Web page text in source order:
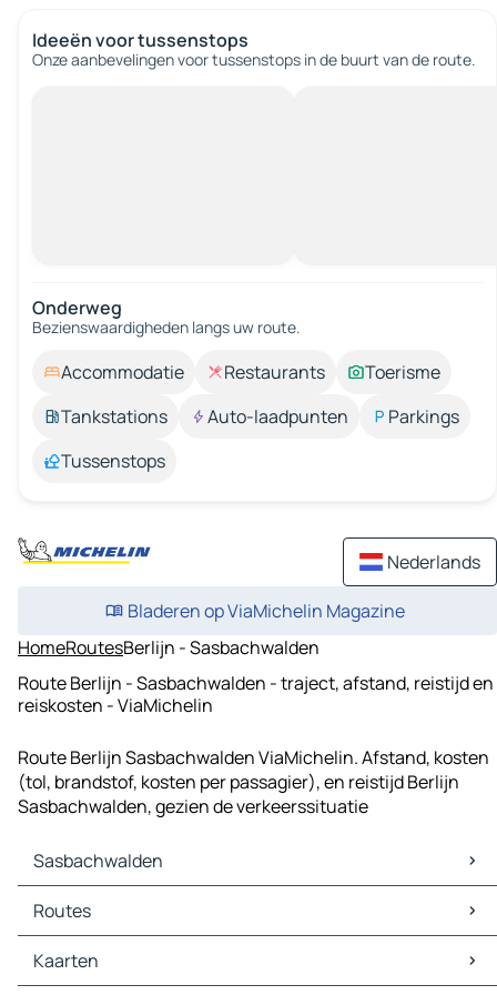
Ideeën voor tussenstops
Onze aanbevelingen voor tussenstops in de buurt van de route.
Onderweg
Bezienswaardigheden langs uw route.
Accommodatie Restaurants
Toerisme
Tankstations
Auto-laadpunten
Parkings
Tussenstops
Nederlands
Bladeren op ViaMichelin Magazine
HomeRoutesBerlijn - Sasbachwalden
Route Berlijn - Sasbachwalden - traject, afstand, reistijd en
reiskosten - ViaMichelin
Route Berlijn Sasbachwalden ViaMichelin. Afstand, kosten
(tol, brandstof, kosten per passagier), en reistijd Berlijn
Sasbachwalden, gezien de verkeerssituatie
Sasbachwalden
Sasbachwalden Kaarten
Sasbachwalden Verkeer
Sasbachwalden Hotels
Sasbachwalden Restaurants
Routes
Routes Sasbachwalden - Baden-Baden
Routes Sasbachwalden - Achern
Kaarten